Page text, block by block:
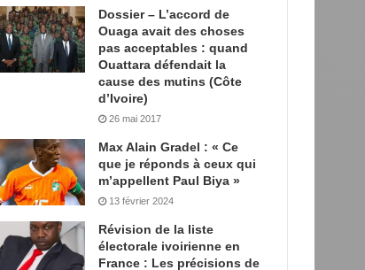
Dossier – L’accord de
Ouaga avait des choses
pas acceptables : quand
Ouattara défendait la
cause des mutins (Côte
d’Ivoire)
26 mai 2017
Max Alain Gradel : « Ce
que je réponds à ceux qui
m’appellent Paul Biya »
13 février 2024
Révision de la liste
électorale ivoirienne en
France : Les précisions de